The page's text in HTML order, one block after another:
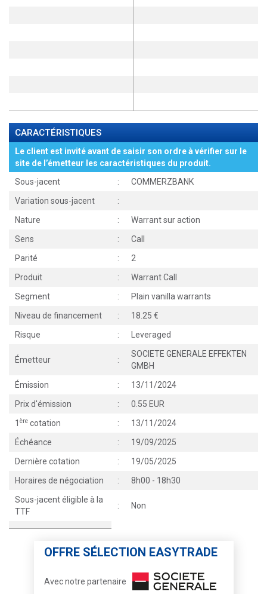
CARACTÉRISTIQUES
Le client est invité avant de saisir son ordre à vérifier sur le
site de l’émetteur les caractéristiques du produit.
Sous-jacent
:
COMMERZBANK
Variation sous-jacent
:
Nature
:
Warrant sur action
Sens
:
Call
Parité
:
2
Produit
:
Warrant Call
Segment
:
Plain vanilla warrants
Niveau de financement
:
18.25
Risque
: Leveraged
Émetteur :
SOCIETE GENERALE EFFEKTEN
GMBH
Émission
:
13/11/2024
Prix d'émission
:
0.55 EUR
1 ère cotation :
13/11/2024
Échéance
:
19/09/2025
Dernière cotation
:
19/05/2025
Horaires de négociation
:
8h00 - 18h30
Sous-jacent éligible à la
TTF
: Non
OFFRE SÉLECTION EASYTRADE
Avec notre partenaire